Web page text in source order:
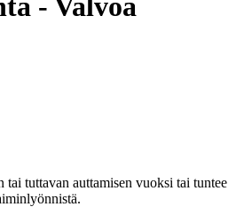
- Valvoa
tai tuttavan auttamisen vuoksi tai tuntee